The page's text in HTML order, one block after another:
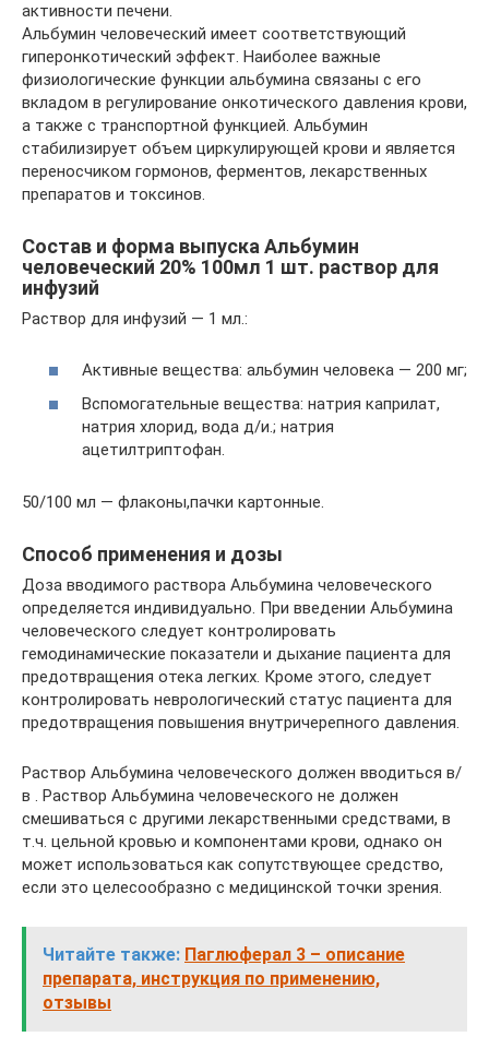
активности печени.
Альбумин человеческий имеет соответствующий
гиперонкотический эффект. Наиболее важные
физиологические функции альбумина связаны с его
вкладом в регулирование онкотического давления крови,
а также с транспортной функцией. Альбумин
стабилизирует объем циркулирующей крови и является
переносчиком гормонов, ферментов, лекарственных
препаратов и токсинов.
Состав и форма выпуска Альбумин
человеческий 20% 100мл 1 шт. раствор для
инфузий
Раствор для инфузий — 1 мл.:
Активные вещества: альбумин человека — 200 мг;
Вспомогательные вещества: натрия каприлат,
натрия хлорид, вода д/и.; натрия
ацетилтриптофан.
50/100 мл — флаконы,пачки картонные.
Способ применения и дозы
Доза вводимого раствора Альбумина человеческого
определяется индивидуально. При введении Альбумина
человеческого следует контролировать
гемодинамические показатели и дыхание пациента для
предотвращения отека легких. Кроме этого, следует
контролировать неврологический статус пациента для
предотвращения повышения внутричерепного давления.
Раствор Альбумина человеческого должен вводиться в/
в . Раствор Альбумина человеческого не должен
смешиваться с другими лекарственными средствами, в
т.ч. цельной кровью и компонентами крови, однако он
может использоваться как сопутствующее средство,
если это целесообразно с медицинской точки зрения.
Читайте также: Паглюферал 3 – описание
препарата, инструкция по применению,
отзывы